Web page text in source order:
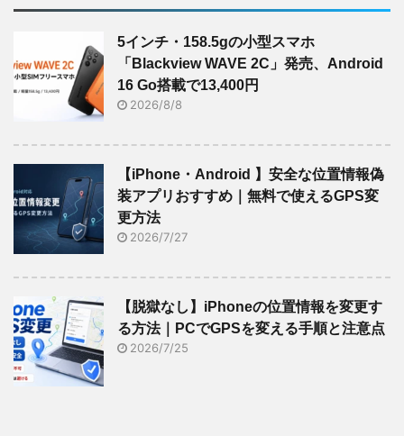
5インチ・158.5gの小型スマホ
「Blackview WAVE 2C」発売、Android
16 Go搭載で13,400円
2026/8/8
【iPhone・Android 】安全な位置情報偽
装アプリおすすめ｜無料で使えるGPS変
更方法
2026/7/27
【脱獄なし】iPhoneの位置情報を変更す
る方法｜PCでGPSを変える手順と注意点
2026/7/25